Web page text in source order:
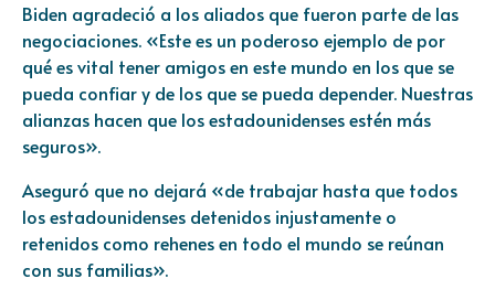
Biden agradeció a los aliados que fueron parte de las
negociaciones. «Este es un poderoso ejemplo de por
qué es vital tener amigos en este mundo en los que se
pueda confiar y de los que se pueda depender. Nuestras
alianzas hacen que los estadounidenses estén más
seguros».
Aseguró que no dejará «de trabajar hasta que todos
los estadounidenses detenidos injustamente o
retenidos como rehenes en todo el mundo se reúnan
con sus familias».